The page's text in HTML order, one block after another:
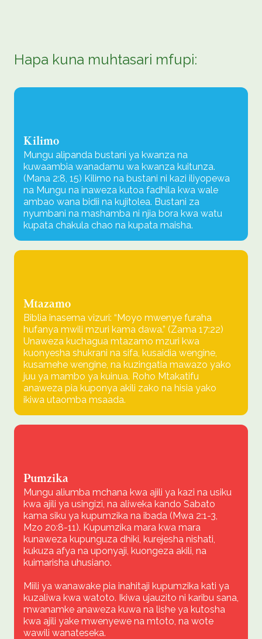
Hapa kuna muhtasari mfupi:
Kilimo
Mungu alipanda bustani ya kwanza na
kuwaambia wanadamu wa kwanza kuitunza.
(Mana 2:8, 15) Kilimo na bustani ni kazi iliyopewa
na Mungu na inaweza kutoa fadhila kwa wale
ambao wana bidii na kujitolea. Bustani za
nyumbani na mashamba ni njia bora kwa watu
kupata chakula chao na kupata maisha.
Mtazamo
Biblia inasema vizuri: “Moyo mwenye furaha
hufanya mwili mzuri kama dawa.” (Zama 17:22)
Unaweza kuchagua mtazamo mzuri kwa
kuonyesha shukrani na sifa, kusaidia wengine,
kusamehe wengine, na kuzingatia mawazo yako
juu ya mambo ya kuinua. Roho Mtakatifu
anaweza pia kuponya akili zako na hisia yako
ikiwa utaomba msaada.
Pumzika
Mungu aliumba mchana kwa ajili ya kazi na usiku
kwa ajili ya usingizi, na aliweka kando Sabato
kama siku ya kupumzika na ibada (Mwa 2:1-3,
Mzo 20:8-11). Kupumzika mara kwa mara
kunaweza kupunguza dhiki, kurejesha nishati,
kukuza afya na uponyaji, kuongeza akili, na
kuimarisha uhusiano.
Miili ya wanawake pia inahitaji kupumzika kati ya
kuzaliwa kwa watoto. Ikiwa ujauzito ni karibu sana,
mwanamke anaweza kuwa na lishe ya kutosha
kwa ajili yake mwenyewe na mtoto, na wote
wawili wanateseka.